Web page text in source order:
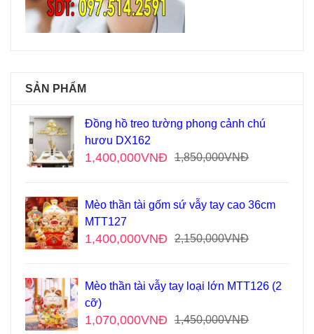
SẢN PHẨM
Đồng hồ treo tường phong cảnh chú
hươu DX162
1,850,000VNĐ
1,400,000VNĐ
Mèo thần tài gốm sứ vẫy tay cao 36cm
MTT127
2,150,000VNĐ
1,400,000VNĐ
Mèo thần tài vẫy tay loại lớn MTT126 (2
cỡ)
1,450,000VNĐ
1,070,000VNĐ